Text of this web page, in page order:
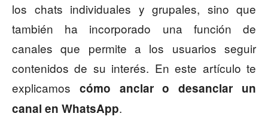
los chats individuales y grupales, sino que
también ha incorporado una función de
canales que permite a los usuarios seguir
contenidos de su interés. En este artículo te
explicamos cómo anclar o desanclar un
canal en WhatsApp.